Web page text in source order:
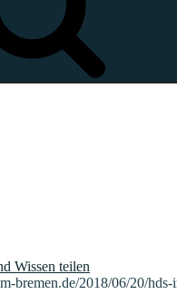
bremen.de/2018/06/20/